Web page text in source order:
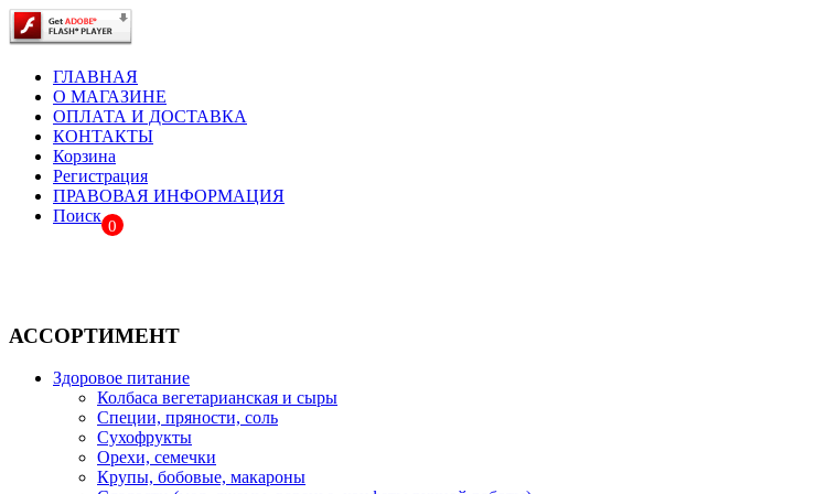
ГЛАВНАЯ
О МАГАЗИНЕ
ОПЛАТА И ДОСТАВКА
КОНТАКТЫ
Корзина
Регистрация
ПРАВОВАЯ ИНФОРМАЦИЯ
Поиск
0
АССОРТИМЕНТ
Здоровое питание
Колбаса вегетарианская и сыры
Специи, пряности, соль
Сухофрукты
Орехи, семечки
Крупы, бобовые, макароны